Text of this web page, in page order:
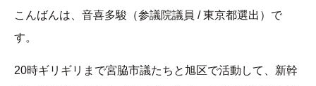
こんばんは、音喜多駿（参議院議員 / 東京都選出）で
す。
20時ギリギリまで宮脇市議たちと旭区で活動して、新幹